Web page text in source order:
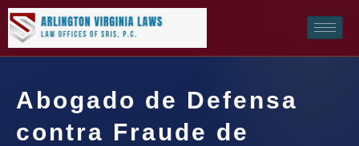
Abogado de Defensa
contra Fraude de